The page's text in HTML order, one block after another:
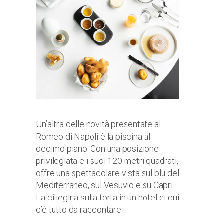
Un’altra delle novità presentate al
Romeo di Napoli è la piscina al
decimo piano. Con una posizione
privilegiata e i suoi 120 metri quadrati,
offre una spettacolare vista sul blu del
Mediterraneo, sul Vesuvio e su Capri.
La ciliegina sulla torta in un hotel di cui
c’è tutto da raccontare.